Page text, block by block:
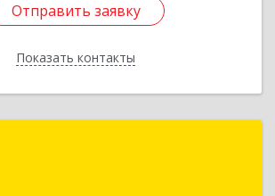
Отправить заявку
Показать контакты
Отправить заявку
Назад